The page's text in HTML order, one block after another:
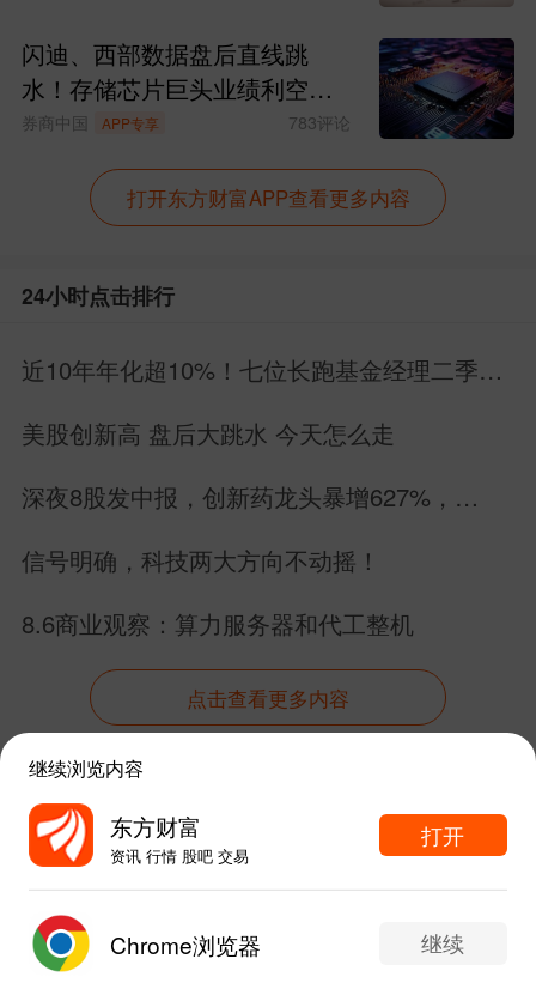
闪迪、西部数据盘后直线跳
水！存储芯片巨头业绩利空来
袭
券商中国 APP专享 783评论
打开东方财富APP查看更多内容
24小时点击排行
近10年年化超10%！七位长跑基金经理二季报
美股创新高 盘后大跳水 今天怎么走
深夜8股发中报，创新药龙头暴增627%，
信号明确，科技两大方向不动摇！
8.6商业观察：算力服务器和代工整机
点击查看更多内容
资讯
触屏版
电脑版
给网站提点意见 下载APP
写评论...
26
东方财富APP内打开
继续浏览内容
东方财富
资讯 行情 股吧 交易
打开
Chrome浏览器 继续